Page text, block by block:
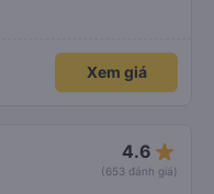
Xem giá
4.6 star_rate
(653 đánh giá)